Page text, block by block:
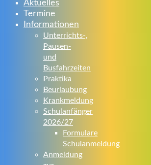
Aktuelles
Termine
Informationen
Unterrichts-,
Pausen-
und
Busfahrzeiten
Praktika
Beurlaubung
Krankmeldung
Schulanfänger
2026/27
Formulare
Schulanmeldung
Anmeldung